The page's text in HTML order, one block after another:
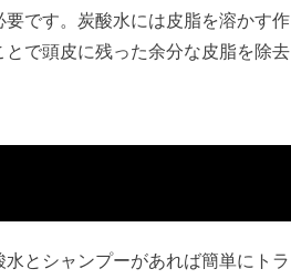
です。炭酸水には皮脂を溶かす作
で頭皮に残った余分な皮脂を除去
とシャンプーがあれば簡単にトラ